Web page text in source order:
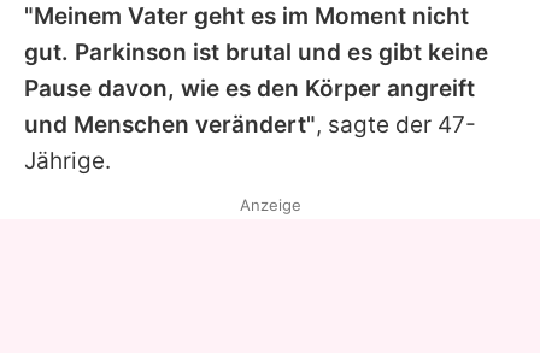
"Meinem Vater geht es im Moment nicht
gut. Parkinson ist brutal und es gibt keine
Pause davon, wie es den Körper angreift
und Menschen verändert", sagte der 47-
Jährige.
Anzeige